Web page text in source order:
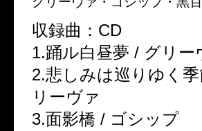
収録曲：CD
1.踊ル白昼夢 / グリー
2.悲しみは巡りゆく
リーヴァ
3.面影橋 / ゴシップ